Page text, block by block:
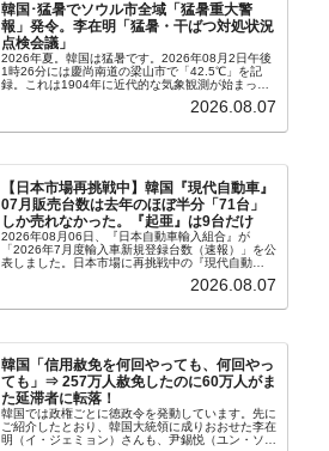
韓国･猛暑でソウル市全域「猛暑重大警
報」発令。李在明「猛暑・干ばつ対処状況
点検会議」
2026年夏。韓国は猛暑です。2026年08月2日午後
1時26分には慶尚南道の梁山市で「42.5℃」を記
録。これは1904年に近代的な気象観測が始まって
以来の韓国史上最高気温です。08月04日には、ソ
ウル市全域への「猛暑重大警報」が発令され...
2026.08.07
【日本市場再挑戦中】韓国『現代自動車』
07月販売台数は去年のほぼ半分「71台」
しか売れなかった。『起亜』は9台だけ
2026年08月06日、『日本自動車輸入組合』が
「2026年7月度輸入車新規登録台数（速報）」を公
表しました。日本市場に再挑戦中の『現代自動
台数はこの中に捉えられているはずです。先月から
2026.08.07
韓国「信用赦免を何回やっても、何回やっ
ても」⇒ 257万人赦免したのに60万人がま
た延滞者に転落！
韓国では政権ごとに徳政令を発動しています。先に
ご紹介したとおり、韓国大統領に成りおおせた李在
明（イ・ジェミョン）さんも、尹錫悦（ユン・ソギ